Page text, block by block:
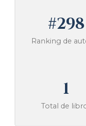
#298
Ranking de
1
Total de